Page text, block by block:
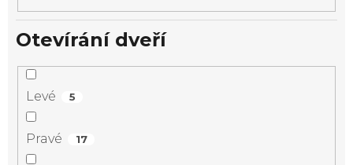
Otevírání dveří
Levé 5
Pravé 17